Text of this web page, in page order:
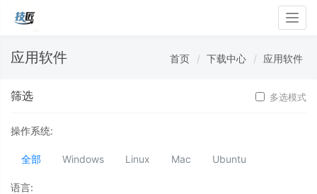
应用软件 首页 下载中心 应用软件
筛选 多选模式
操作系统:
全部 Windows Linux Mac Ubuntu
语言: